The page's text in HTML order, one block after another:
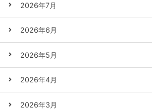
2026年7月
2026年6月
2026年5月
2026年4月
2026年3月